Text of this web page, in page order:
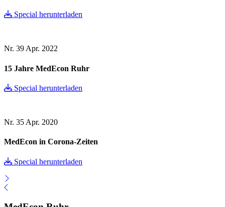
Special herunterladen
Nr. 39Apr. 2022
15 Jahre MedEcon Ruhr
Special herunterladen
Nr. 35 Apr. 2020
MedEcon in Corona-Zeiten
Special herunterladen